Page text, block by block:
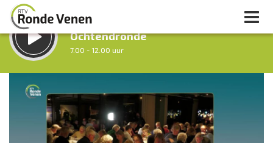
LUISTER LIVE:
Ochtendronde
7.00 - 12.00 uur
Tussen Twaalf en Twee
12.00 - 14.00 uur
uur 1 van 0